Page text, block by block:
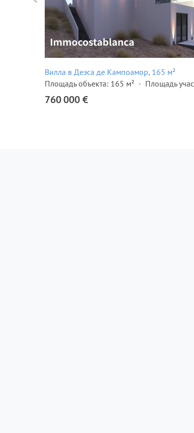
Вилла в Деэса де Кампоамор, 165 м²
Площадь объекта: 165 м²
Площадь
760 000 €